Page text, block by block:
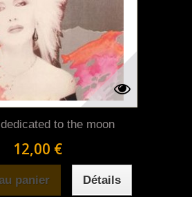
to the moon
12,00 €
panier Détails